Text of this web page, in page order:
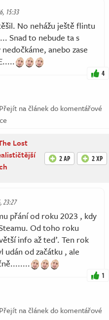
15:33
No nehážu ještě flintu
Snad to nebude ta s
anebo zase
4
na článek do komentářové
Lost
2 AP 2 XP
23:27
přání od roku 2023 , kdy
Od toho roku
info až teď. Ten rok
udán od začátku , ale
1
na článek do komentářové